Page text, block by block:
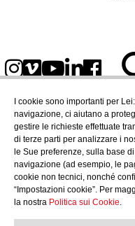
I cookie sono importanti per
navigazione, ci aiutano a
gestire le richieste effettuate
di terze parti per analizzare i
le Sue preferenze, sulla base
navigazione (ad esempio, le
cookie non tecnici, nonché
“Impostazioni cookie”. Per
la nostra Politica sui Cookie.